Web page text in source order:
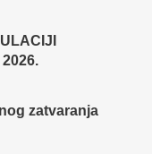
zatvaranja